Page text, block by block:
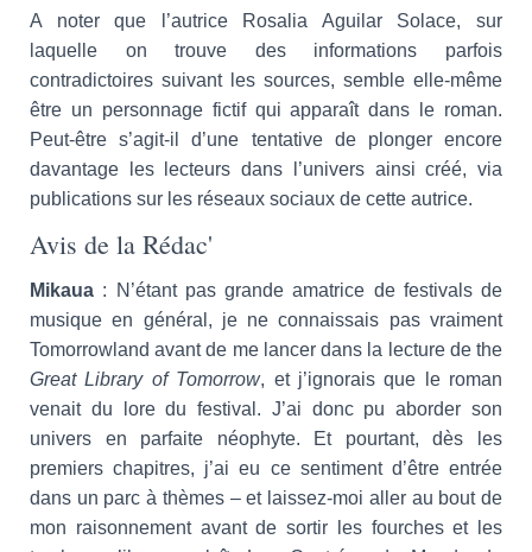
A noter que l’autrice Rosalia Aguilar Solace, sur
laquelle on trouve des informations parfois
contradictoires suivant les sources, semble elle-même
être un personnage fictif qui apparaît dans le roman.
Peut-être s’agit-il d’une tentative de plonger encore
davantage les lecteurs dans l’univers ainsi créé, via
publications sur les réseaux sociaux de cette autrice.
Avis de la Rédac'
Mikaua : N’étant pas grande amatrice de festivals de
musique en général, je ne connaissais pas vraiment
Tomorrowland avant de me lancer dans la lecture de the
Great Library of Tomorrow, et j’ignorais que le roman
venait du lore du festival. J’ai donc pu aborder son
univers en parfaite néophyte. Et pourtant, dès les
premiers chapitres, j’ai eu ce sentiment d’être entrée
dans un parc à thèmes – et laissez-moi aller au bout de
mon raisonnement avant de sortir les fourches et les